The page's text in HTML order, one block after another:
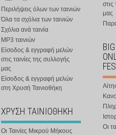
Περιλήψεις όλων των ταινιών
Όλα τα σχόλια των ταινιών
Σχόλια ανά ταινία
MP3 ταινιών
Είσοδος & εγγραφή μελών
στις ταινίες της συλλογής
μας
Είσοδος & εγγραφή μελών
στη Χρυσή Ταινιοθήκη
ΧΡΥΣΗ ΤΑΙΝΙΟΘΗΚΗ
Οι Ταινίες Μικρού Μήκους
στις
μας
Οι